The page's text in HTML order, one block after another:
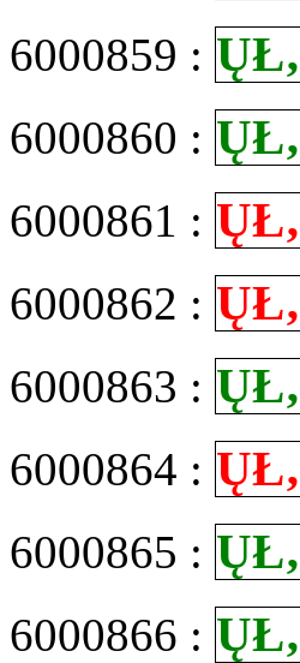
6000859 :
6000860 :
6000861 :
6000862 :
6000863 :
6000864 :
6000865 :
6000866 :